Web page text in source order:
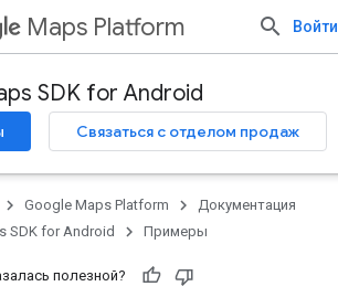
Maps Platform Войти
SDK for Android
Связаться с отделом продаж
Google Maps Platform
Документация
SDK for Android Примеры
полезной?